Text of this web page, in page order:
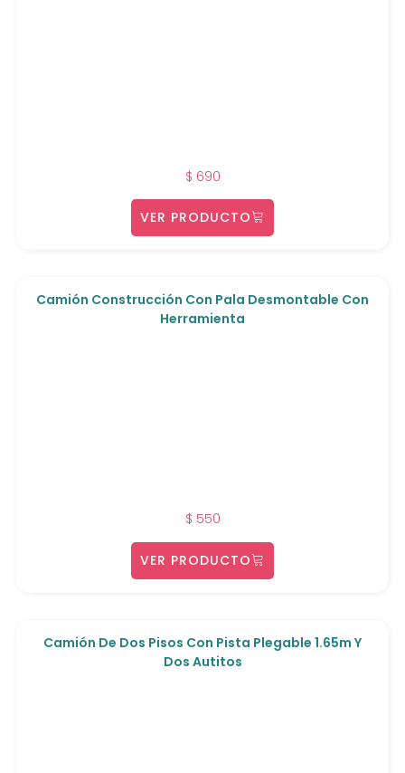
$ 690
VER PRODUCTO
Camión Construcción Con Pala Desmontable Con
Herramienta
$ 550
VER PRODUCTO
Camión De Dos Pisos Con Pista Plegable 1.65m Y
Dos Autitos